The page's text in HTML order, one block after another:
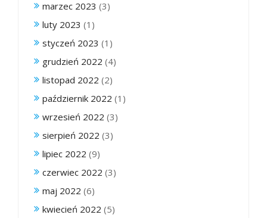
marzec 2023 (3)
luty 2023 (1)
styczeń 2023 (1)
grudzień 2022 (4)
listopad 2022 (2)
październik 2022 (1)
wrzesień 2022 (3)
sierpień 2022 (3)
lipiec 2022 (9)
czerwiec 2022 (3)
maj 2022 (6)
kwiecień 2022 (5)